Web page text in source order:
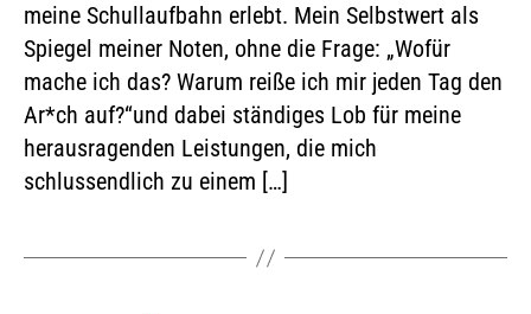
meine Schullaufbahn erlebt. Mein Selbstwert als
Spiegel meiner Noten, ohne die Frage: „Wofür
mache ich das? Warum reiße ich mir jeden Tag den
Ar*ch auf?“und dabei ständiges Lob für meine
herausragenden Leistungen, die mich
schlussendlich zu einem […]